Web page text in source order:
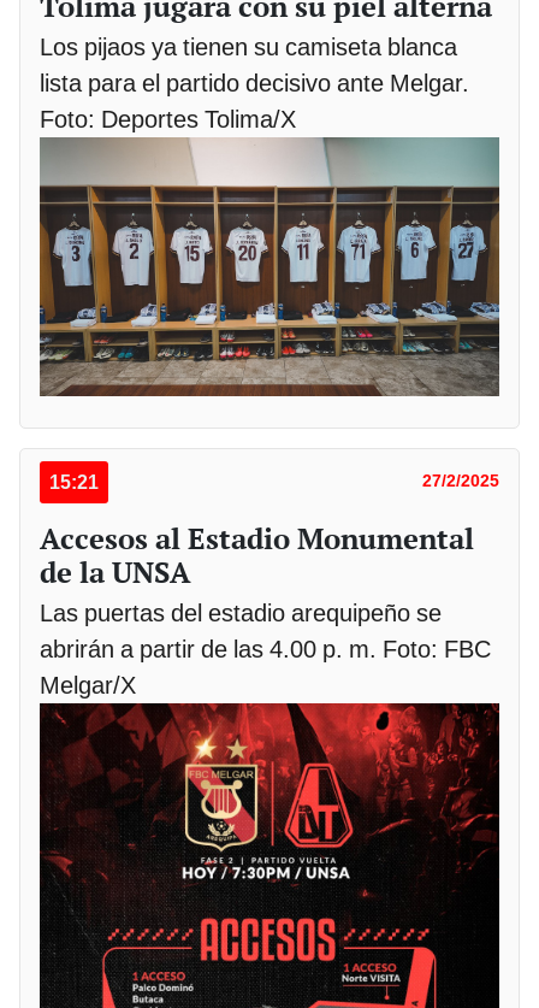
Los pijaos ya tienen su camiseta blanca
lista para el partido decisivo ante Melgar.
Foto: Deportes Tolima/X
15:21 27/2/2025
Accesos al Estadio Monumental
de la UNSA
Las puertas del estadio arequipeño se
abrirán a partir de las 4.00 p. m. Foto: FBC
Melgar/X